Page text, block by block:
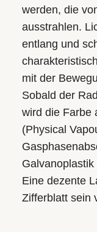
werden, die
ausstrahlen.
entlang und
mit der
Sobald der
wird die Farbe
(Physical
Eine dezente
Zifferblatt sein